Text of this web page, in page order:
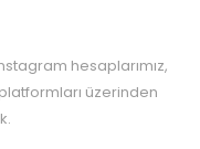
hesaplarımız,
üzerinden